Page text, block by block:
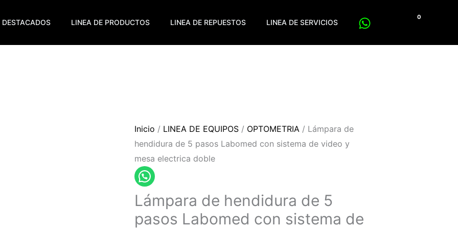
DESTACADOS LINEA DE PRODUCTOS LINEA DE REPUESTOS LINEA DE SERVICIOS
Inicio / LINEA DE EQUIPOS / OPTOMETRIA / Lámpara de
hendidura de 5 pasos Labomed con sistema de video y
mesa electrica doble
Lámpara de hendidura de 5
pasos Labomed con sistema de